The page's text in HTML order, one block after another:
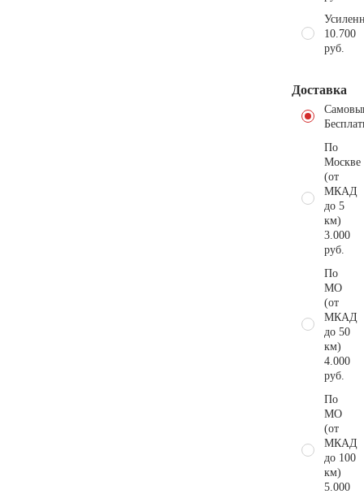
10.700
руб.
Доставка
По
Москве
(от
МКАД
до 5
км)
3.000
руб.
По
МО
(от
МКАД
до 50
км)
4.000
руб.
По
МО
(от
МКАД
до 100
км)
5.000